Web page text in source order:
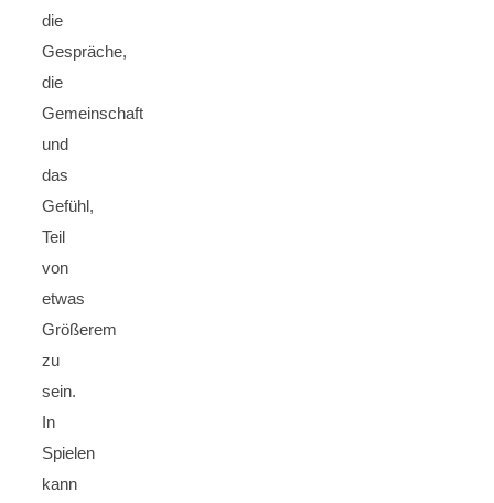
die
Gespräche,
die
Gemeinschaft
und
das
Gefühl,
Teil
von
etwas
Größerem
zu
sein.
In
Spielen
kann